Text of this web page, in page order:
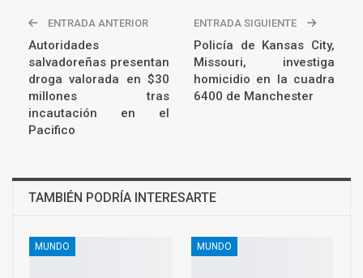
ENTRADA ANTERIOR
Autoridades
salvadoreñas presentan
droga valorada en $30
millones tras
incautación en el
Pacifico
ENTRADA SIGUIENTE
Policía de Kansas City,
Missouri, investiga
homicidio en la cuadra
6400 de Manchester
TAMBIÉN PODRÍA INTERESARTE
MUNDO MUNDO